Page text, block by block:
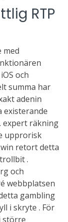
RTP
med
och
summa har
adenin
existerande
expert räkning
upprorisk
retort detta
.
och
​​webbplatsen
gambling
i skryte . För
större